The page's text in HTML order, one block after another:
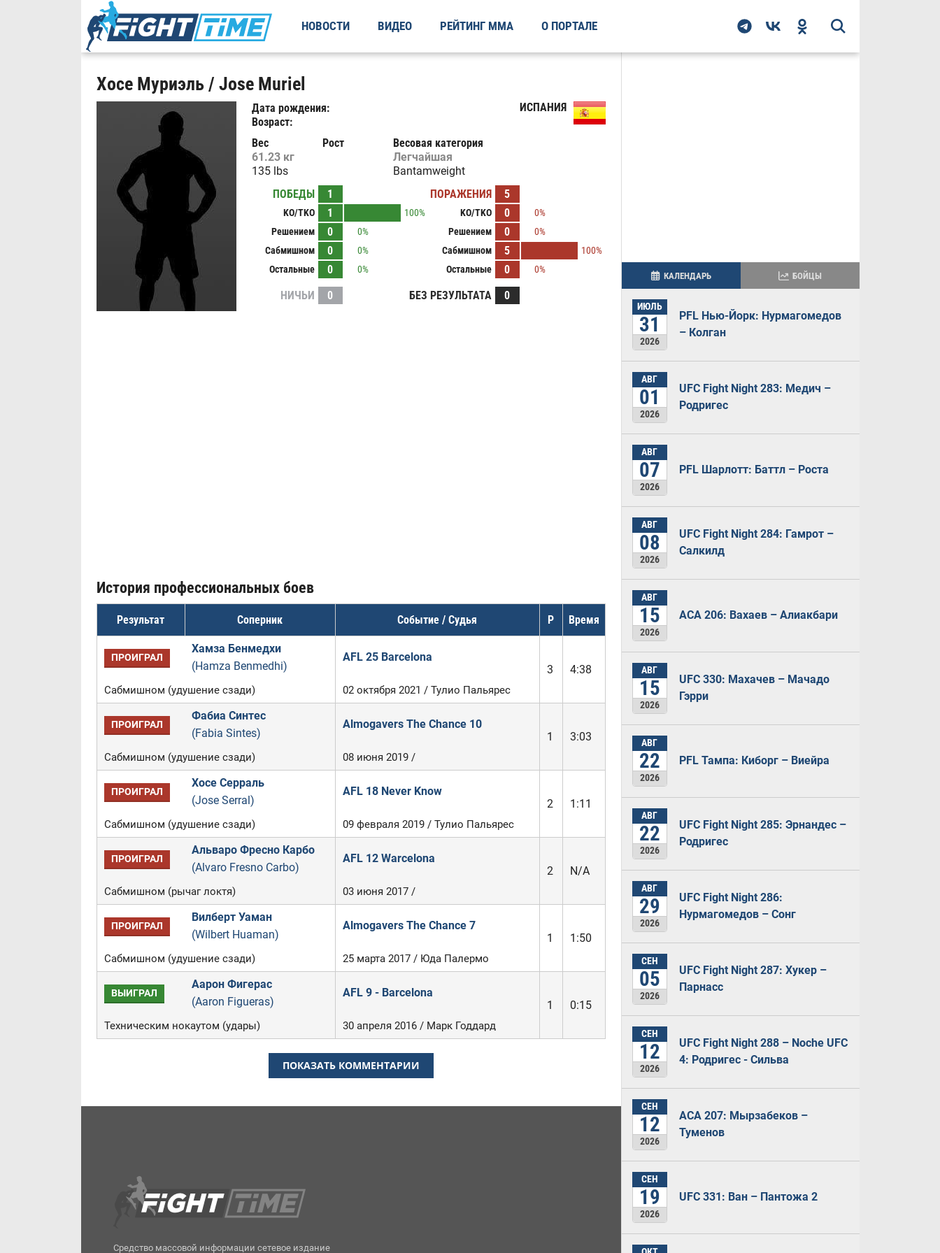
НОВОСТИ ВИДЕО РЕЙТИНГ ММА О ПОРТАЛЕ
Хосе Муриэль / Jose Muriel
Дата рождения:
Возраст:
ИСПАНИЯ
Вес
61.23 кг
135 lbs
Рост
Весовая категория
Легчайшая
Bantamweight
ПОБЕДЫ
1
KO/TKO 1
100%
Решением
0
0%
Сабмишном
0
0%
Остальные
0 0%
ПОРАЖЕНИЯ 5
KO/TKO 0
0%
Решением
0
0%
Сабмишном
5
100%
Остальные
0 0%
НИЧЬИ 0 БЕЗ РЕЗУЛЬТАТА 0
История профессиональных боев
Результат Соперник Событие / Судья Р Время
ПРОИГРАЛ
Хамза Бенмедхи
(Hamza Benmedhi)
AFL 25 Barcelona
3
4:38
Сабмишном (удушение сзади) 02 октября 2021 / Тулио Пальярес
ПРОИГРАЛ
Фабиа Синтес
(Fabia Sintes)
Almogavers The Chance 10
1
3:03
Сабмишном (удушение сзади) 08 июня 2019 /
ПРОИГРАЛ
Хосе Серраль
(Jose Serral)
AFL 18 Never Know
2
1:11
Сабмишном (удушение сзади) 09 февраля 2019 / Тулио Пальярес
ПРОИГРАЛ
Альваро Фресно Карбо
(Alvaro Fresno Carbo)
AFL 12 Warcelona
2
N/A
Сабмишном (рычаг локтя) 03 июня 2017 /
ПРОИГРАЛ
Вилберт Уаман
(Wilbert Huaman)
Almogavers The Chance 7
1
1:50
Сабмишном (удушение сзади) 25 марта 2017 / Юда Палермо
ВЫИГРАЛ
Аарон Фигерас
(Aaron Figueras)
AFL 9 - Barcelona
1
0:15
Техническим нокаутом (удары) 30 апреля 2016 / Марк Годдард
ПОКАЗАТЬ КОММЕНТАРИИ
КАЛЕНДАРЬ БОЙЦЫ
ИЮЛЬ
31
2026
PFL Нью-Йорк: Нурмагомедов
– Колган
АВГ
01
2026
UFC Fight Night 283: Медич –
Родригес
АВГ
07
2026
PFL Шарлотт: Баттл – Роста
АВГ
08
2026
UFC Fight Night 284: Гамрот –
Салкилд
АВГ
15
2026
ACA 206: Вахаев – Алиакбари
АВГ
15
2026
UFC 330: Махачев – Мачадо
Гэрри
АВГ
22
2026
PFL Тампа: Киборг – Виейра
АВГ
22
2026
UFC Fight Night 285: Эрнандес –
Родригес
АВГ
29
2026
UFC Fight Night 286:
Нурмагомедов – Сонг
СЕН
05
2026
UFC Fight Night 287: Хукер –
Парнасс
СЕН
12
2026
UFC Fight Night 288 – Noche UFC
4: Родригес - Сильва
СЕН
12
2026
ACA 207: Мырзабеков –
Туменов
СЕН
19
2026
UFC 331: Ван – Пантожа 2
Средство массовой информации сетевое издание